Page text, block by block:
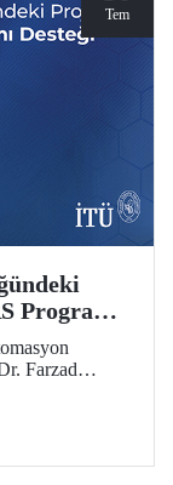
Tem
Programı
Farzad
Energy